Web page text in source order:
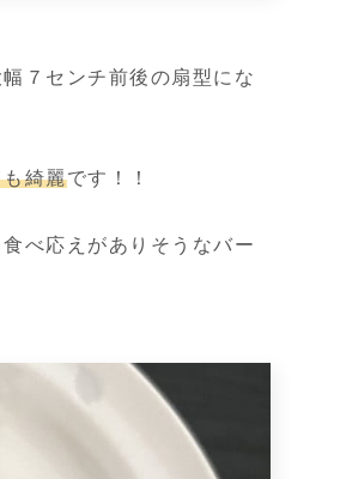
７センチ前後の扇型にな
綺麗です！！
べ応えがありそうなバー